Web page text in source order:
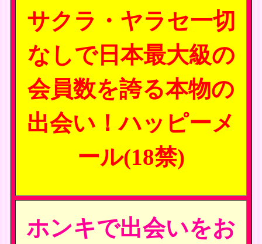
サクラ・ヤラセ一切
なしで日本最大級の
会員数を誇る本物の
出会い！ハッピーメ
ール(18禁)
ホンキで出会いをお